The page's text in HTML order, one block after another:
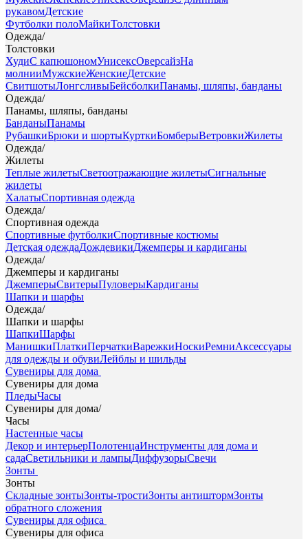
рукавомДетские
Футболки полоМайкиТолстовки
Одежда/
Толстовки
ХудиС капюшономУнисексОверсайзНа
молнииМужскиеЖенскиеДетские
СвитшотыЛонгсливыБейсболкиПанамы, шляпы, банданы
Одежда/
Панамы, шляпы, банданы
БанданыПанамы
РубашкиБрюки и шортыКурткиБомберыВетровкиЖилеты
Одежда/
Жилеты
Теплые жилетыСветоотражающие жилетыСигнальные
жилеты
ХалатыСпортивная одежда
Одежда/
Спортивная одежда
Спортивные футболкиСпортивные костюмы
Детская одеждаДождевикиДжемперы и кардиганы
Одежда/
Джемперы и кардиганы
ДжемперыСвитерыПуловерыКардиганы
Шапки и шарфы
Одежда/
Шапки и шарфы
ШапкиШарфы
МанишкиПлаткиПерчаткиВарежкиНоскиРемниАксессуары
для одежды и обувиЛейблы и шильды
Сувениры для дома
Сувениры для дома
ПледыЧасы
Сувениры для дома/
Часы
Настенные часы
Декор и интерьерПолотенцаИнструменты для дома и
садаСветильники и лампыДиффузорыСвечи
Зонты
Зонты
Складные зонтыЗонты-тростиЗонты антиштормЗонты
обратного сложения
Сувениры для офиса
Сувениры для офиса